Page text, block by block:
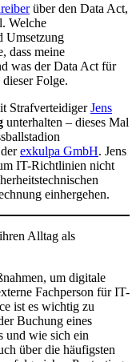
über den Data Act,
Welche
Umsetzung
dass meine
was der Data Act für
Folge.
StrafverteidigerJens
unterhalten – dieses Mal
exkulpa GmbH. Jens
IT-Richtlinien nicht
einhergehen.
Alltag als
um digitale
Fachperson für IT-
ist es wichtig zu
Buchung eines
und wie sich ein
über die häufigsten